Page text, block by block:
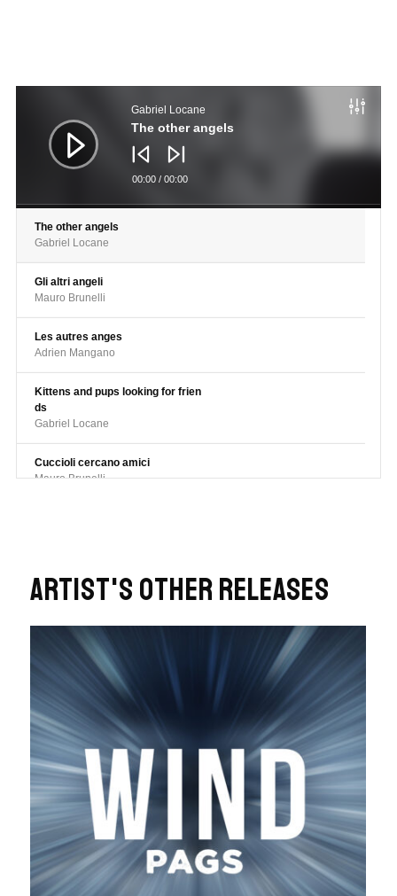
Gabriel Locane
The other angels
00:00/ 00:00
The other angels
Gabriel Locane
Gli altri angeli
Mauro Brunelli
Les autres anges
Adrien Mangano
Kittens and pups looking for frien
ds
Gabriel Locane
Cuccioli cercano amici
Mauro Brunelli
ARTIST'S OTHER RELEASES